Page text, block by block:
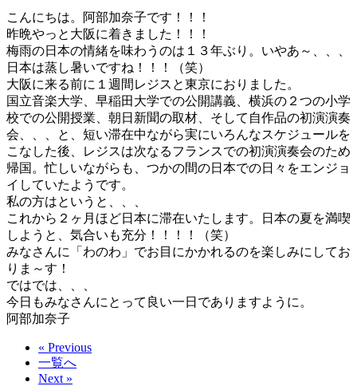
こんにちは。阿部加奈子です！！！
昨晩やっと大阪に着きました！！！
梅雨の日本の情緒を味わうのは１３年ぶり。いやあ～、、、
日本は蒸し暑いですね！！！（笑）
大阪に来る前に１週間レジスと東京におりました。
国立音楽大学、早稲田大学での公開講義、横浜の２つの小学
校での公開授業、朝日新聞の取材、そして自作品の初演演奏
会、、、と、短い滞在中ながら実にいろんなスケジュールを
こなした後、レジスは次なるフランスでの初演演奏会のため
帰国。忙しいながらも、つかの間の日本での日々をエンジョ
イしていたようです。
私の方はというと、、、
これから２ヶ月ほど日本に滞在いたします。日本の夏を満喫
しようと、気合いも充分！！！！（笑）
みなさんに「わのわ」でお目にかかれるのを楽しみにしてお
りま～す！
ではでは、、、
今日もみなさんにとって良い一日でありますように。
阿部加奈子
« Previous
一覧へ
Next »